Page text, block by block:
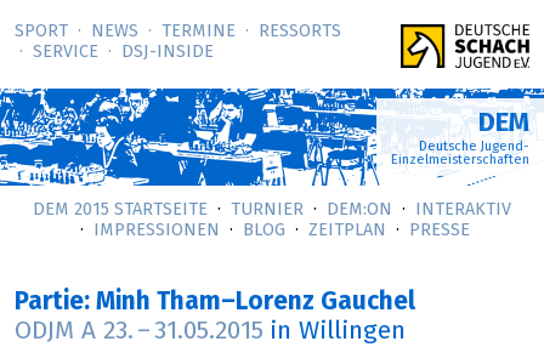
SPORT NEWS TERMINE
RESSORTS
SERVICE
DSJ-­INSIDE
DEM
Deutsche Jugend-
Einzelmeisterschaften
DEM 2015 STARTSEITE TURNIER DEM:ON
INTERAKTIV
IMPRESSIONEN
BLOG ZEITPLAN PRESSE
Partie: Minh Tham–Lorenz Gauchel
ODJM A 23. – 31.05.2015 in Willingen